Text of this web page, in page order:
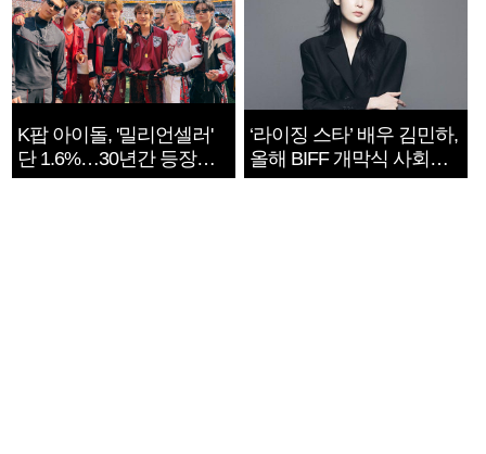
K팝 아이돌, '밀리언셀러'
단 1.6%…30년간 등장
1182개팀 전수조사
‘라이징 스타’ 배우 김민하,
올해 BIFF 개막식 사회자
확정